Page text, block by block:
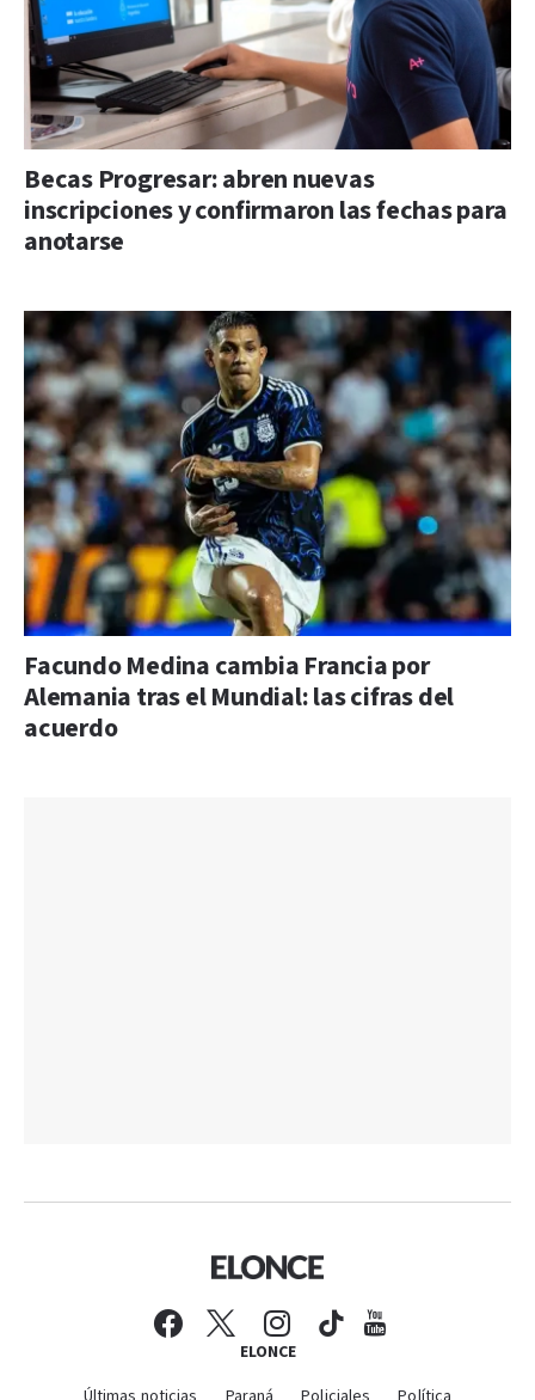
Becas Progresar: abren nuevas
inscripciones y confirmaron las fechas para
anotarse
Facundo Medina cambia Francia por
Alemania tras el Mundial: las cifras del
acuerdo
ELONCE